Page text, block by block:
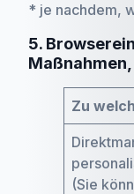
* je nachdem,
5.
Zu
(Sie